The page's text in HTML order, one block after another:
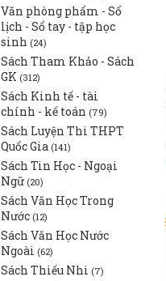
Văn phòng phẩm - Sổ
lịch - Sổ tay - tập học
sinh (24)
Sách Tham Khảo - Sách
GK (312)
Sách Kinh tế - tài
chính - kế toán (79)
Sách Luyện Thi THPT
Quốc Gia (141)
Sách Tin Học - Ngoại
Ngữ(20)
Sách Văn Học Trong
Nước (12)
Sách Văn Học Nước
Ngoài (62)
Sách Thiếu Nhi (7)